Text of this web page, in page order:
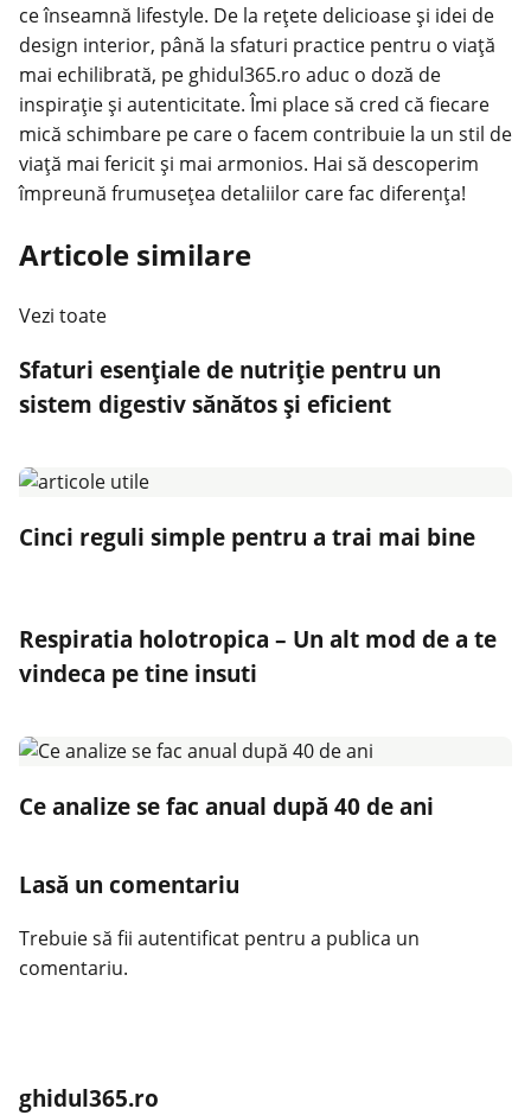
ce înseamnă lifestyle. De la rețete delicioase și idei de
design interior, până la sfaturi practice pentru o viață
mai echilibrată, pe ghidul365.ro aduc o doză de
inspirație și autenticitate. Îmi place să cred că fiecare
mică schimbare pe care o facem contribuie la un stil de
viață mai fericit și mai armonios. Hai să descoperim
împreună frumusețea detaliilor care fac diferența!
Articole similare
Vezi toate
Sfaturi esențiale de nutriție pentru un
sistem digestiv sănătos și eficient
Cinci reguli simple pentru a trai mai bine
Respiratia holotropica – Un alt mod de a te
vindeca pe tine insuti
Ce analize se fac anual după 40 de ani
Lasă un comentariu
Trebuie să fii autentificat pentru a publica un
comentariu.
ghidul365.ro